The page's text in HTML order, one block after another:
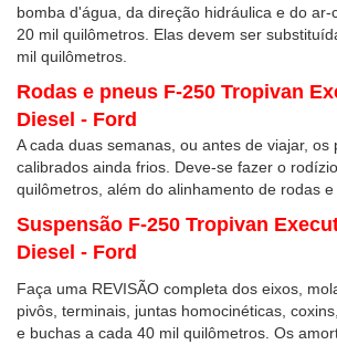
bomba d'água, da direção hidráulica e do ar-
20 mil quilômetros. Elas devem ser
mil quilômetros.
Rodas e pneus F-250 Tropivan
Diesel - Ford
A cada duas semanas, ou antes de viajar, os
calibrados ainda frios. Deve-se fazer o
quilômetros, além do alinhamento de rodas e
Suspensão F-250 Tropivan
Diesel - Ford
Faça uma REVISÃO completa dos eixos,
pivôs, terminais, juntas homocinéticas,
e buchas a cada 40 mil quilômetros. Os